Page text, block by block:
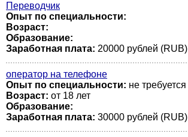
Переводчик
Опыт по специальности:
Возраст:
Образование:
Заработная плата: 20000 рублей (RUB)
оператор на телефоне
Опыт по специальности: не требуется
Возраст: от 18 лет
Образование:
Заработная плата: 30000 рублей (RUB)